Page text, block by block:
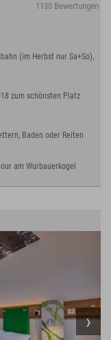
1130 Bewertungen
(im Herbst nur Sa+So),
zum schönsten Platz
Baden oder Reiten
am Wurbauerkogel